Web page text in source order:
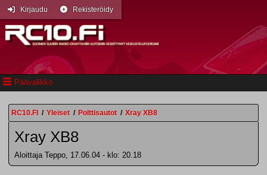
Päävalikko
Kirjaudu Rekisteröidy
RC10.FI / Yleiset / Polttisautot / Xray XB8
Xray XB8
Aloittaja Teppo, 17.06.04 - klo: 20.18